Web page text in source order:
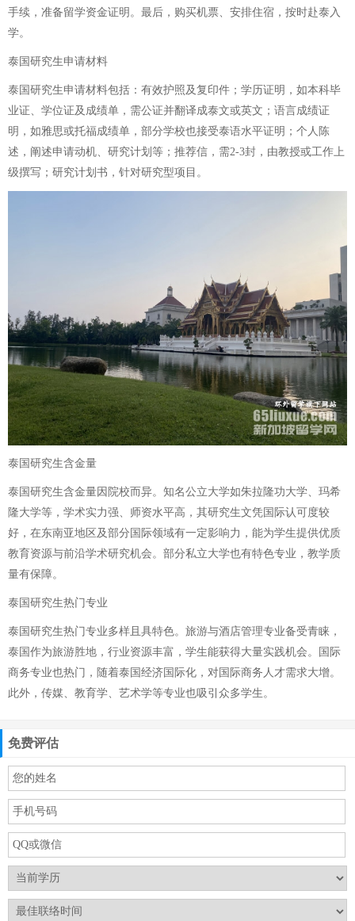
手续，准备留学资金证明。最后，购买机票、安排住宿，按时赴泰入
学。
泰国研究生申请材料
泰国研究生申请材料包括：有效护照及复印件；学历证明，如本科毕
业证、学位证及成绩单，需公证并翻译成泰文或英文；语言成绩证
明，如雅思或托福成绩单，部分学校也接受泰语水平证明；个人陈
述，阐述申请动机、研究计划等；推荐信，需2-3封，由教授或工作上
级撰写；研究计划书，针对研究型项目。
泰国研究生含金量
泰国研究生含金量因院校而异。知名公立大学如朱拉隆功大学、玛希
隆大学等，学术实力强、师资水平高，其研究生文凭国际认可度较
好，在东南亚地区及部分国际领域有一定影响力，能为学生提供优质
教育资源与前沿学术研究机会。部分私立大学也有特色专业，教学质
量有保障。
泰国研究生热门专业
泰国研究生热门专业多样且具特色。旅游与酒店管理专业备受青睐，
泰国作为旅游胜地，行业资源丰富，学生能获得大量实践机会。国际
商务专业也热门，随着泰国经济国际化，对国际商务人才需求大增。
此外，传媒、教育学、艺术学等专业也吸引众多学生。
免费评估